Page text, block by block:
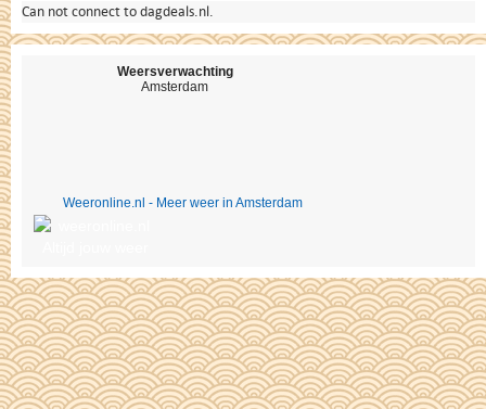
Can not connect to dagdeals.nl.
Weersverwachting
Amsterdam
Weeronline.nl - Meer weer in Amsterdam